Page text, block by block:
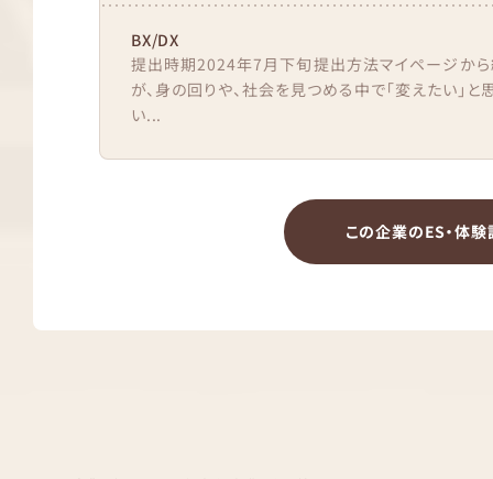
BX/DX
提出時期2024年7月下旬提出方法マイページか
が、身の回りや、社会を見つめる中で「変えたい」と
い...
この企業のES・体験